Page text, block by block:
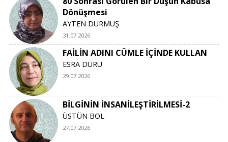
Dönüşmesi
AYTEN DURMUŞ
31.07.2026
FAİLİN ADINI CÜMLE İÇİNDE KULLAN
ESRA DURU
29.07.2026
BİLGİNİN İNSANİLEŞTİRİLMESİ-2
ÜSTÜN BOL
27.07.2026